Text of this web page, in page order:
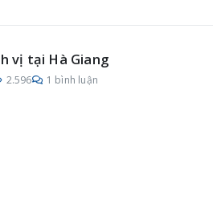
vị tại Hà Giang
2.596 1 bình luận